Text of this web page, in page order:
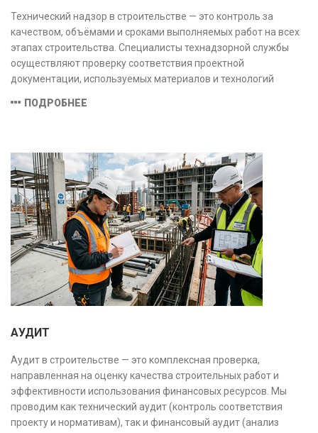
Технический надзор в строительстве — это контроль за
качеством, объёмами и сроками выполняемых работ на всех
этапах строительства. Специалисты технадзорной службы
осуществляют проверку соответствия проектной
документации, используемых материалов и технологий
безопасность и надёжность объекта.
ПОДРОБНЕЕ
АУДИТ
Аудит в строительстве — это комплексная проверка,
направленная на оценку качества строительных работ и
эффективности использования финансовых ресурсов. Мы
проводим как технический аудит (контроль соответствия
проекту и нормативам), так и финансовый аудит (анализ